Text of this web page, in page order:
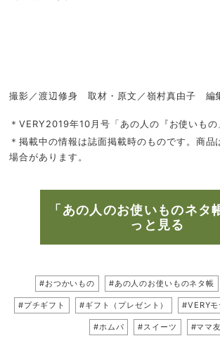
撮影／渡辺修身 取材・原文／嶺村真由子 編
＊VERY2019年10月号「あの人の『お使いもの
＊掲載中の情報は誌面掲載時のものです。商品
場合があります。
「あの人のお使いものネタ
っと見る
#おつかいもの #あの人のお使いものネタ帳
#プチギフト #ギフト（プレゼント） #VERYモ
#ホムパ #スイーツ #ママ友